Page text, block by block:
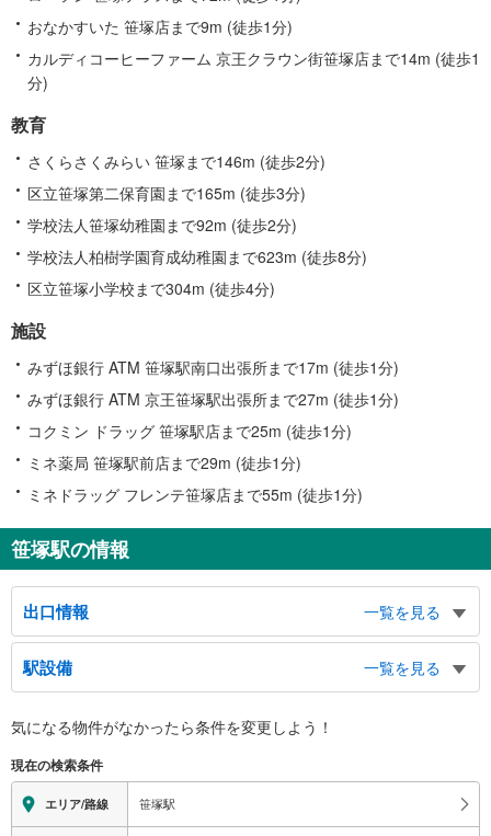
おなかすいた 笹塚店まで9m (徒歩1分)
カルディコーヒーファーム 京王クラウン街笹塚店まで14m (徒歩1
分)
教育
さくらさくみらい 笹塚まで146m (徒歩2分)
区立笹塚第二保育園まで165m (徒歩3分)
学校法人笹塚幼稚園まで92m (徒歩2分)
学校法人柏樹学園育成幼稚園まで623m (徒歩8分)
区立笹塚小学校まで304m (徒歩4分)
施設
みずほ銀行 ATM 笹塚駅南口出張所まで17m (徒歩1分)
みずほ銀行 ATM 京王笹塚駅出張所まで27m (徒歩1分)
コクミン ドラッグ 笹塚駅店まで25m (徒歩1分)
ミネ薬局 笹塚駅前店まで29m (徒歩1分)
ミネドラッグ フレンテ笹塚店まで55m (徒歩1分)
笹塚駅の情報
出口情報
一覧を見る
北口
笹塚１～３丁目、方南１丁目、南台４丁目、渋谷区笹塚出張所、笹塚交番、富
士見丘中学校・高等学校、甲州街道、バスのりば
南口
笹塚駅前郵便局、観音通り
駅設備
一覧を見る
※段差なしでの移動経路
地上⇔改札⇔ホーム：○
エレベータ
・各ホーム⇔改札内Ｍ２Ｆ通路
気になる物件がなかったら条件を変更しよう！
現在の検索条件
エリア/路線 笹塚駅